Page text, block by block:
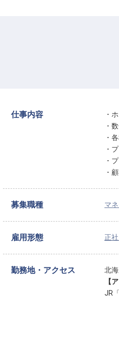
仕事内容
・
・
・
・
・
・
募集職種 マ
雇用形態 正
勤務地・アクセス
北
【
JR